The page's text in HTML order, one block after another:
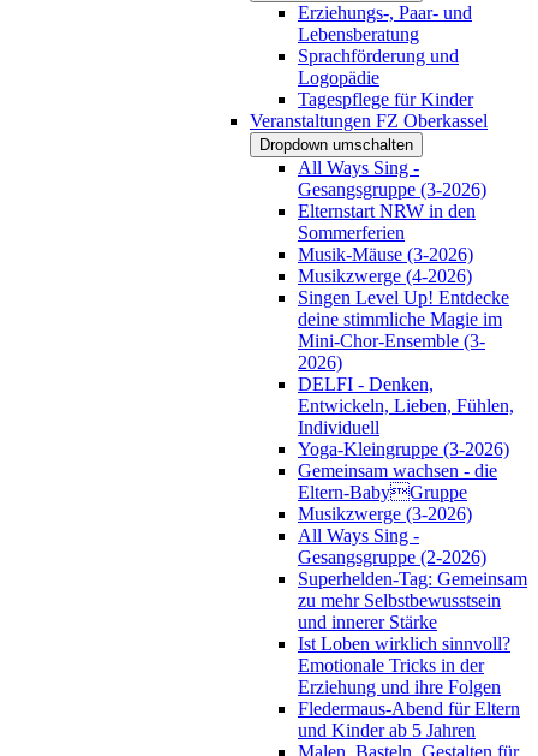
Erziehungs-, Paar- und
Lebensberatung
Sprachförderung und
Logopädie
Tagespflege für Kinder
Veranstaltungen FZ Oberkassel
Dropdown umschalten
All Ways Sing -
Gesangsgruppe (3-2026)
Elternstart NRW in den
Sommerferien
Musik-Mäuse (3-2026)
Musikzwerge (4-2026)
Singen Level Up! Entdecke
deine stimmliche Magie im
Mini-Chor-Ensemble (3-
2026)
DELFI - Denken,
Entwickeln, Lieben, Fühlen,
Individuell
Yoga-Kleingruppe (3-2026)
Gemeinsam wachsen - die
Eltern-BabyGruppe
Musikzwerge (3-2026)
All Ways Sing -
Gesangsgruppe (2-2026)
Superhelden-Tag: Gemeinsam
zu mehr Selbstbewusstsein
und innerer Stärke
Ist Loben wirklich sinnvoll?
Emotionale Tricks in der
Erziehung und ihre Folgen
Fledermaus-Abend für Eltern
und Kinder ab 5 Jahren
Malen, Basteln, Gestalten für